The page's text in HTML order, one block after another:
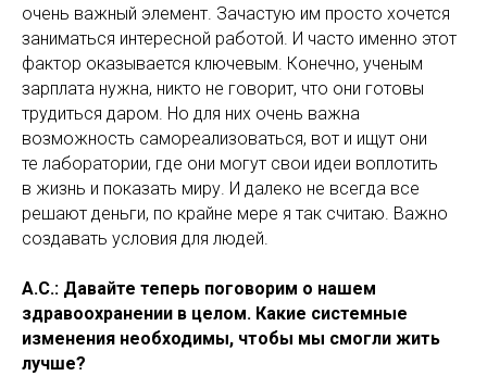
очень важный элемент. Зачастую им просто хочется
заниматься интересной работой. И часто именно этот
фактор оказывается ключевым. Конечно, ученым
зарплата нужна, никто не говорит, что они готовы
трудиться даром. Но для них очень важна
возможность самореализоваться, вот и ищут они
те лаборатории, где они могут свои идеи воплотить
в жизнь и показать миру. И далеко не всегда все
решают деньги, по крайне мере я так считаю. Важно
создавать условия для людей.
А.С.: Давайте теперь поговорим о нашем
здравоохранении в целом. Какие системные
изменения необходимы, чтобы мы смогли жить
лучше?